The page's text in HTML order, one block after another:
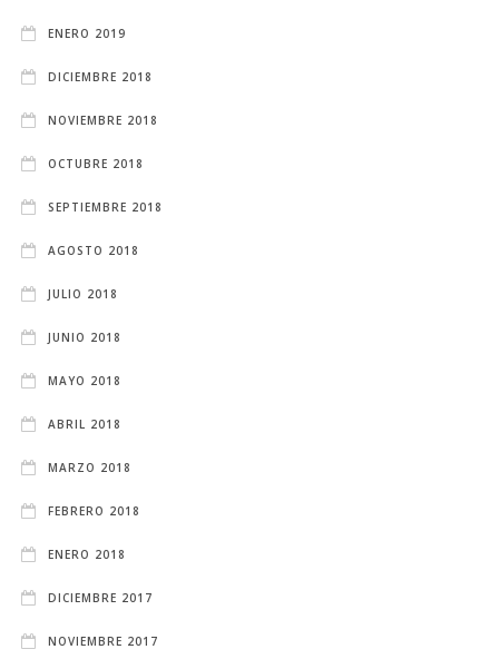
ENERO 2019
DICIEMBRE 2018
NOVIEMBRE 2018
OCTUBRE 2018
SEPTIEMBRE 2018
AGOSTO 2018
JULIO 2018
JUNIO 2018
MAYO 2018
ABRIL 2018
MARZO 2018
FEBRERO 2018
ENERO 2018
DICIEMBRE 2017
NOVIEMBRE 2017